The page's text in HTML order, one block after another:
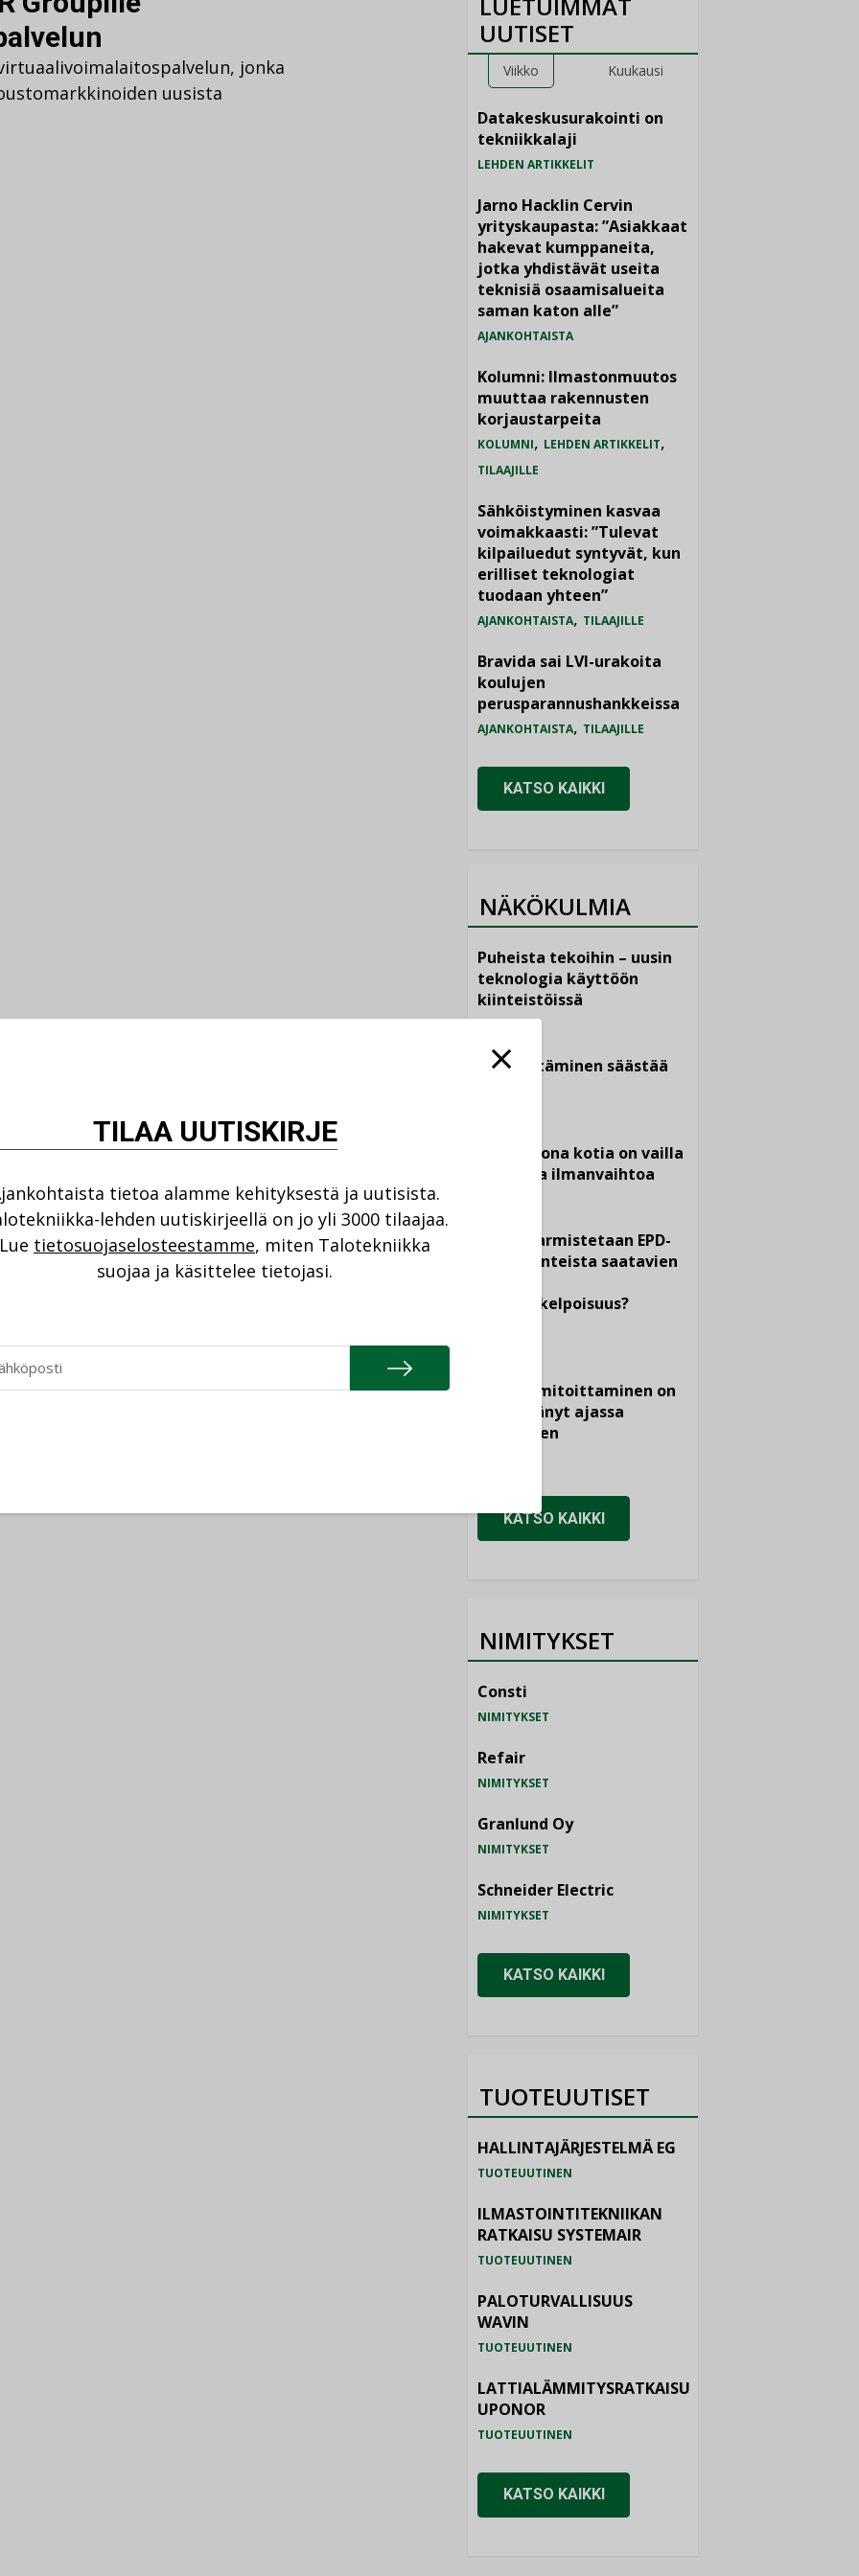
jonka
uusista
UUTISET
Viikko Kuukausi
Datakeskusurakointi on
tekniikkalaji
LEHDEN ARTIKKELIT
Jarno Hacklin Cervin
yrityskaupasta: ”Asiakkaat
hakevat kumppaneita,
jotka yhdistävät useita
teknisiä osaamisalueita
saman katon alle”
AJANKOHTAISTA
Kolumni: Ilmastonmuutos
muuttaa rakennusten
korjaustarpeita
KOLUMNI, LEHDEN ARTIKKELIT,
TILAAJILLE
Sähköistyminen kasvaa
voimakkaasti: ”Tulevat
kilpailuedut syntyvät, kun
erilliset teknologiat
tuodaan yhteen”
AJANKOHTAISTA, TILAAJILLE
Bravida sai LVI-urakoita
koulujen
perusparannushankkeissa
AJANKOHTAISTA, TILAAJILLE
KATSO KAIKKI
NÄKÖKULMIA
Puheista tekoihin – uusin
teknologia käyttöön
kiinteistöissä
Sähköistäminen säästää
Yli miljoona kotia on vailla
toimivaa ilmanvaihtoa
Miten varmistetaan EPD-
dokumenteista saatavien
vertailukelpoisuus?
viemärimitoittaminen on
jämähtänyt ajassa
paikalleen
KATSO KAIKKI
NIMITYKSET
Consti
NIMITYKSET
Refair
NIMITYKSET
Granlund Oy
NIMITYKSET
Schneider Electric
NIMITYKSET
KATSO KAIKKI
TUOTEUUTISET
HALLINTAJÄRJESTELMÄ EG
TUOTEUUTINEN
ILMASTOINTITEKNIIKAN
RATKAISU SYSTEMAIR
TUOTEUUTINEN
PALOTURVALLISUUS
WAVIN
TUOTEUUTINEN
LATTIALÄMMITYSRATKAISU
UPONOR
TUOTEUUTINEN
KATSO KAIKKI
TILAA UUTISKIRJE
tietoa alamme kehityksestä ja uutisista.
lehden uutiskirjeellä on jo yli 3000 tilaajaa.
Lue tietosuojaselosteestamme, miten Talotekniikka
suojaa ja käsittelee tietojasi.